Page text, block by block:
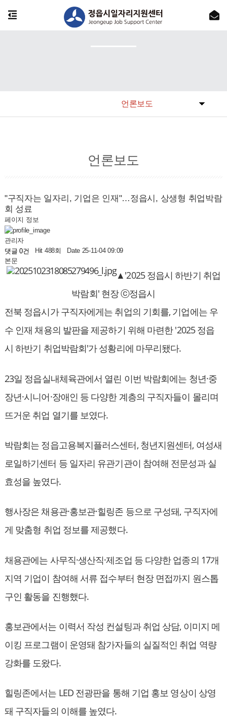
언론보도
언론보도
"구직자는 일자리, 기업은 인재"…정읍시, 상생형 취업박람
회 성료
페이지 정보
관리자
댓글 0건
Hit 488회
Date 25-11-04 09:09
본문
▲'2025 정읍시 하반기 취업
박람회' 현장 ⓒ정읍시
전북 정읍시가 구직자에게는 취업의 기회를, 기업에는 우
수 인재 채용의 발판을 제공하기 위해 마련한 '2025 정읍
시 하반기 취업박람회'가 성황리에 마무리됐다.
23일 정읍실내체육관에서 열린 이번 박람회에는 청년·중
장년·시니어·장애인 등 다양한 계층의 구직자들이 몰리며
뜨거운 취업 열기를 보였다.
박람회는 정읍고용복지플러스센터, 청년지원센터, 여성새
로일하기센터 등 일자리 유관기관이 참여해 전문성과 실
효성을 높였다.
행사장은 채용관·홍보관·힐링존 등으로 구성돼, 구직자에
게 맞춤형 취업 정보를 제공했다.
채용관에는 사무직·생산직·제조업 등 다양한 업종의 17개
지역 기업이 참여해 서류 접수부터 현장 면접까지 원스톱
구인 활동을 진행했다.
홍보관에서는 이력서 작성 컨설팅과 취업 상담, 이미지 메
이킹 프로그램이 운영돼 참가자들의 실질적인 취업 역량
강화를 도왔다.
힐링존에서는 LED 전광판을 통해 기업 홍보 영상이 상영
돼 구직자들의 이해를 높였다.